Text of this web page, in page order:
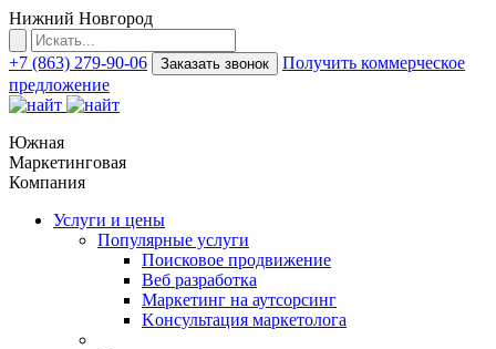
Нижний Новгород
+7 (863) 279-90-06 Заказать звонок
Получить коммерческое
предложение
Южная
Маркетинговая
Компания
Услуги и цены
Популярные услуги
Поисковое продвижение
Веб разработка
Маркетинг на аутсорсинг
Kонсультация маркетолога